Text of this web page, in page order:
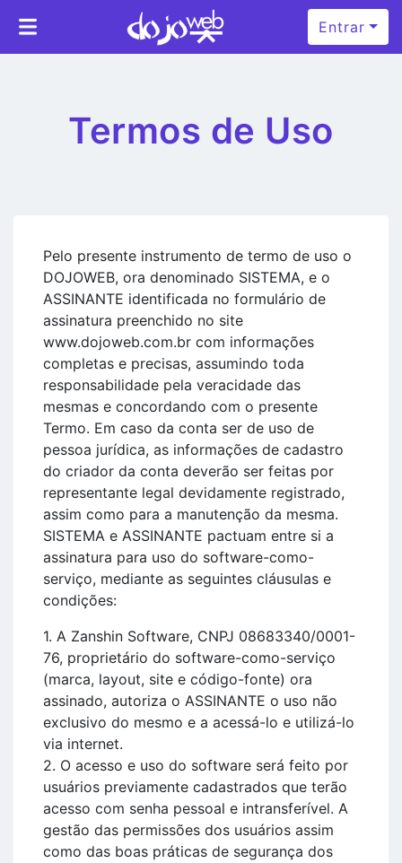
Entrar
Termos de Uso
Pelo presente instrumento de termo de uso o
DOJOWEB, ora denominado SISTEMA, e o
ASSINANTE identificada no formulário de
assinatura preenchido no site
www.dojoweb.com.br com informações
completas e precisas, assumindo toda
responsabilidade pela veracidade das
mesmas e concordando com o presente
Termo. Em caso da conta ser de uso de
pessoa jurídica, as informações de cadastro
do criador da conta deverão ser feitas por
representante legal devidamente registrado,
assim como para a manutenção da mesma.
SISTEMA e ASSINANTE pactuam entre si a
assinatura para uso do software-como-
serviço, mediante as seguintes cláusulas e
condições:
1. A Zanshin Software, CNPJ 08683340/0001-
76, proprietário do software-como-serviço
(marca, layout, site e código-fonte) ora
assinado, autoriza o ASSINANTE o uso não
exclusivo do mesmo e a acessá-lo e utilizá-lo
via internet.
2. O acesso e uso do software será feito por
usuários previamente cadastrados que terão
acesso com senha pessoal e intransferível. A
gestão das permissões dos usuários assim
como das boas práticas de segurança dos